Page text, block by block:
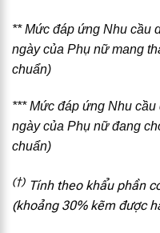
** Mức đáp ứng Nhu cầu
ngày của Phụ nữ mang
chuẩn)
*** Mức đáp ứng Nhu
ngày của Phụ nữ đang
chuẩn)
(†) Tính theo khẩu phần
(khoảng 30% kẽm được